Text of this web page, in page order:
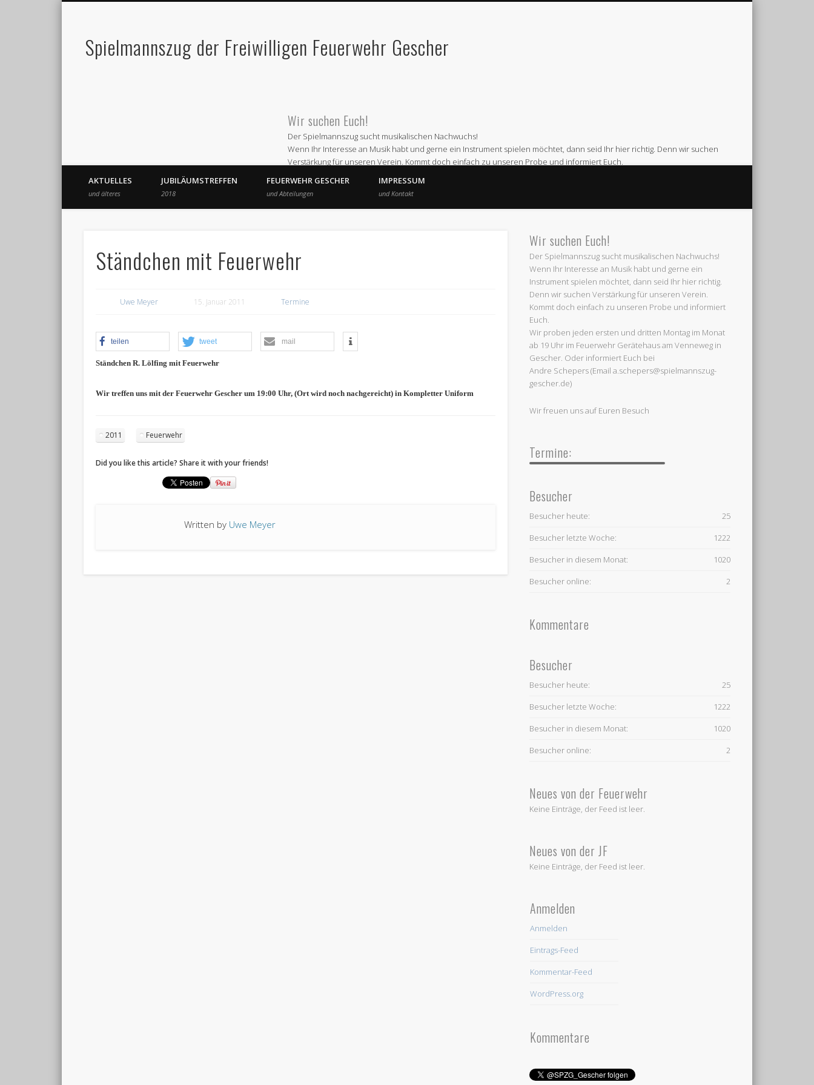
Spielmannszug der Freiwilligen Feuerwehr Gescher
Wir suchen Euch!
Der Spielmannszug sucht musikalischen Nachwuchs!
Wenn Ihr Interesse an Musik habt und gerne ein Instrument spielen möchtet, dann seid Ihr hier richtig. Denn wir suchen
Verstärkung für unseren Verein. Kommt doch einfach zu unseren Probe und informiert Euch.
Oder informiert Euch bei
Andre Schepers (Email a.schepers@spielmannszug-gescher.de)
AKTUELLES
und älteres
JUBILÄUMSTREFFEN
2018
FEUERWEHR GESCHER
und Abteilungen
IMPRESSUM
und Kontakt
Ständchen mit Feuerwehr
Uwe Meyer 15. Januar 2011 Termine
teilen tweet mail
Ständchen R. Lölfing mit Feuerwehr
Wir treffen uns mit der Feuerwehr Gescher um 19:00 Uhr, (Ort wird noch nachgereicht) in Kompletter Uniform
2011 Feuerwehr
Did you like this article? Share it with your friends!
Written by Uwe Meyer
Wir suchen Euch!
Der Spielmannszug sucht musikalischen Nachwuchs!
Wenn Ihr Interesse an Musik habt und gerne ein
Instrument spielen möchtet, dann seid Ihr hier richtig.
Denn wir suchen Verstärkung für unseren Verein.
Kommt doch einfach zu unseren Probe und informiert
Euch.
Wir proben jeden ersten und dritten Montag im Monat
ab 19 Uhr im Feuerwehr Gerätehaus am Venneweg in
Gescher. Oder informiert Euch bei
Andre Schepers (Email a.schepers@spielmannszug-
gescher.de)
Wir freuen uns auf Euren Besuch
Termine:
Besucher
25
Besucher heute:
1222
Besucher letzte Woche:
1020
Besucher in diesem Monat:
2
Besucher online:
Kommentare
Besucher
25
Besucher heute:
1222
Besucher letzte Woche:
1020
Besucher in diesem Monat:
2
Besucher online:
Neues von der Feuerwehr
Keine Einträge, der Feed ist leer.
Neues von der JF
Keine Einträge, der Feed ist leer.
Anmelden
Anmelden
Eintrags-Feed
Kommentar-Feed
WordPress.org
Kommentare